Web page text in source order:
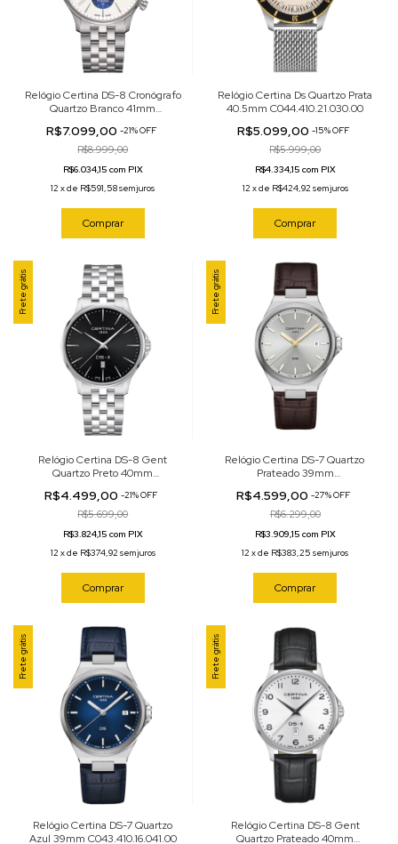
Relógio Certina DS-8 Cronógrafo
Quartzo Branco 41mm
R$7.099,00 -21%OFF
R$8.999,00
R$6.034,15 com PIX
12 xde R$591,58sem juros
Comprar
Relógio Certina Ds Quartzo Prata
40.5mm C044.410.21.030.00
R$5.099,00-15%OFF
R$5.999,00
R$4.334,15 com PIX
12 xde R$424,92 sem juros
Comprar
Frete grátis
Relógio Certina DS-8 Gent
Quartzo Preto 40mm
R$4.499,00-21%OFF
R$5.699,00
R$3.824,15 com PIX
12 xde R$374,92 sem juros
Comprar
Frete grátis
Relógio Certina DS-7 Quartzo
Prateado 39mm
R$4.599,00-27%OFF
R$6.299,00
R$3.909,15 com PIX
12 xde R$383,25 sem juros
Comprar
Frete grátis
Relógio Certina DS-7 Quartzo
Azul 39mm C043.410.16.041.00
Frete grátis
Relógio Certina DS-8 Gent
Quartzo Prateado 40mm